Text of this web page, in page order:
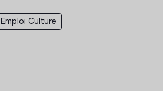
Emploi Culture